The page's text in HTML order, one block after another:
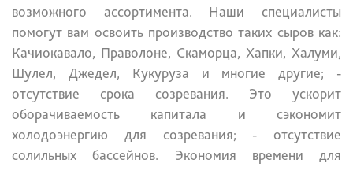
возможного ассортимента. Наши специалисты
помогут вам освоить производство таких сыров как:
Качиокавало, Праволоне, Скаморца, Хапки, Халуми,
Шулел, Джедел, Кукуруза и многие другие; -
отсутствие срока созревания. Это ускорит
оборачиваемость капитала и сэкономит
холодоэнергию для созревания; - отсутствие
солильных бассейнов. Экономия времени для